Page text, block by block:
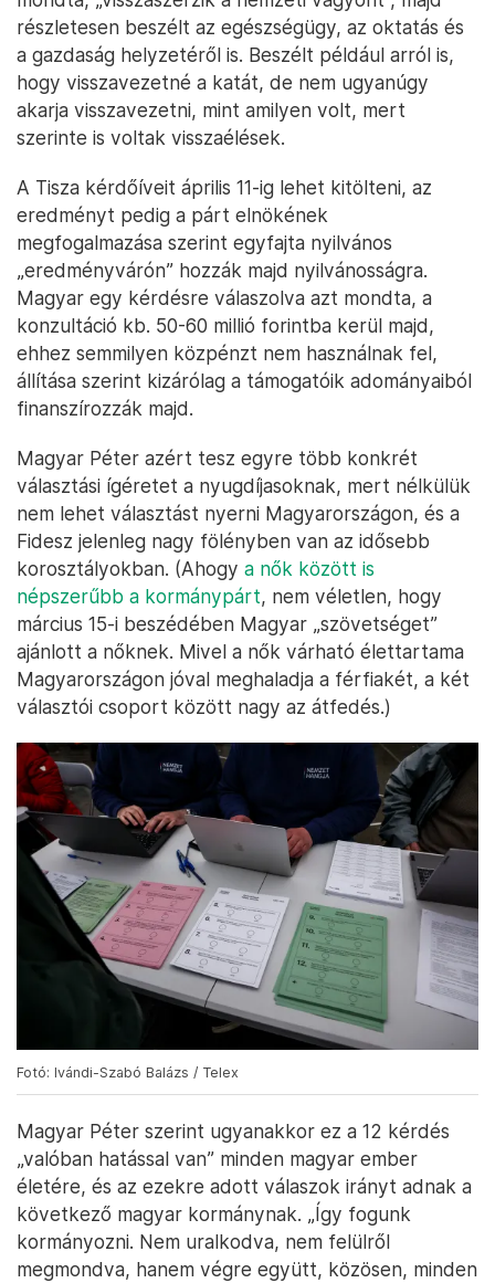
részletesen beszélt az egészségügy, az oktatás és
a gazdaság helyzetéről is. Beszélt például arról is,
hogy visszavezetné a katát, de nem ugyanúgy
akarja visszavezetni, mint amilyen volt, mert
szerinte is voltak visszaélések.
A Tisza kérdőíveit április 11-ig lehet kitölteni, az
eredményt pedig a párt elnökének
megfogalmazása szerint egyfajta nyilvános
„eredményvárón” hozzák majd nyilvánosságra.
Magyar egy kérdésre válaszolva azt mondta, a
konzultáció kb. 50-60 millió forintba kerül majd,
ehhez semmilyen közpénzt nem használnak fel,
állítása szerint kizárólag a támogatóik adományaiból
finanszírozzák majd.
Magyar Péter azért tesz egyre több konkrét
választási ígéretet a nyugdíjasoknak, mert nélkülük
nem lehet választást nyerni Magyarországon, és a
Fidesz jelenleg nagy fölényben van az idősebb
korosztályokban. (Ahogy a nők között is
népszerűbb a kormánypárt, nem véletlen, hogy
március 15-i beszédében Magyar „szövetséget”
ajánlott a nőknek. Mivel a nők várható élettartama
Magyarországon jóval meghaladja a férfiakét, a két
választói csoport között nagy az átfedés.)
Fotó: Ivándi-Szabó Balázs / Telex
Magyar Péter szerint ugyanakkor ez a 12 kérdés
„valóban hatással van” minden magyar ember
életére, és az ezekre adott válaszok irányt adnak a
következő magyar kormánynak. „Így fogunk
kormányozni. Nem uralkodva, nem felülről
megmondva, hanem végre együtt, közösen, minden